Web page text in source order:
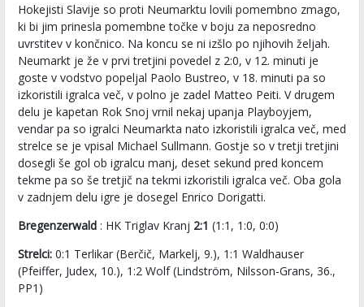
Hokejisti Slavije so proti Neumarktu lovili pomembno zmago,
ki bi jim prinesla pomembne točke v boju za neposredno
uvrstitev v končnico. Na koncu se ni izšlo po njihovih željah.
Neumarkt je že v prvi tretjini povedel z 2:0, v 12. minuti je
goste v vodstvo popeljal Paolo Bustreo, v 18. minuti pa so
izkoristili igralca več, v polno je zadel Matteo Peiti. V drugem
delu je kapetan Rok Snoj vrnil nekaj upanja Playboyjem,
vendar pa so igralci Neumarkta nato izkoristili igralca več, med
strelce se je vpisal Michael Sullmann. Gostje so v tretji tretjini
dosegli še gol ob igralcu manj, deset sekund pred koncem
tekme pa so še tretjič na tekmi izkoristili igralca več. Oba gola
v zadnjem delu igre je dosegel Enrico Dorigatti.
Bregenzerwald : HK Triglav Kranj 2:1 (1:1, 1:0, 0:0)
Strelci: 0:1 Terlikar (Berčič, Markelj, 9.), 1:1 Waldhauser
(Pfeiffer, Judex, 10.), 1:2 Wolf (Lindström, Nilsson-Grans, 36.,
PP1)